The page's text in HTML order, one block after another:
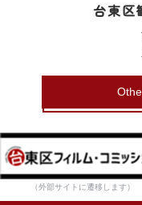
台東区
（外部サイトに遷移します）